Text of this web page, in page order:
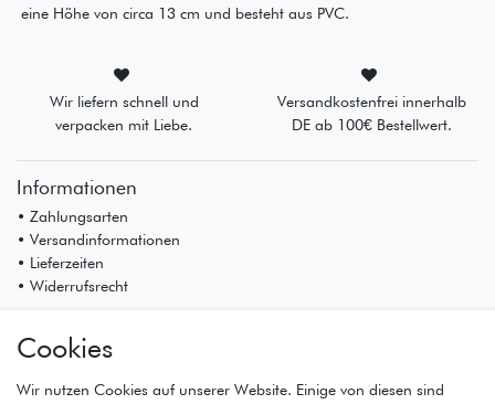
eine Höhe von circa 13 cm und besteht aus PVC.
Wir liefern schnell und
verpacken mit Liebe.
Versandkostenfrei innerhalb
DE ab 100€ Bestellwert.
Informationen
• Zahlungsarten
• Versandinformationen
• Lieferzeiten
• Widerrufsrecht
• Registrierung
• Warenkorb
Cookies
Wir nutzen Cookies auf unserer Website. Einige von diesen sind